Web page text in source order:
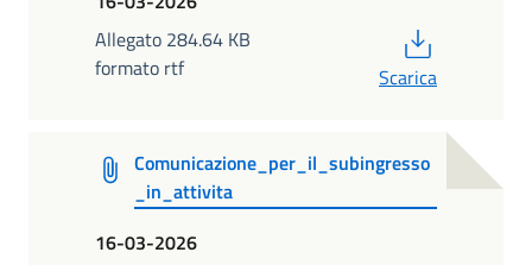
Allegato 284.64 KB
formato rtf
Scarica
Comunicazione_per_il_subingresso
_in_attivita
16-03-2026